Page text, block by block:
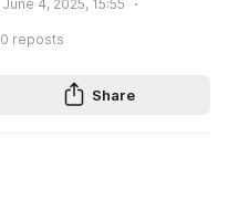
June 4, 2025, 15:55
0 reposts
Share